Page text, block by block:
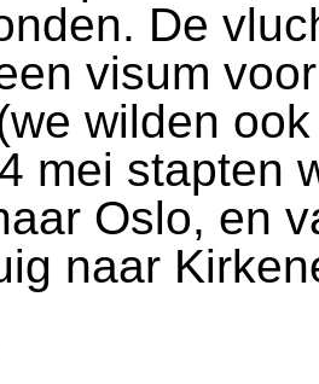
De
visum
wilden
mei stapten
Oslo, en
naar